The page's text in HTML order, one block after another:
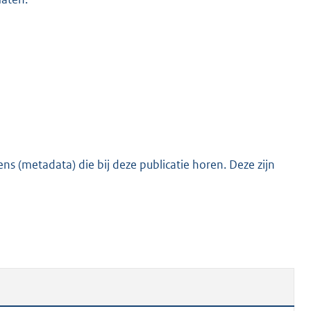
(metadata) die bij deze publicatie horen. Deze zijn